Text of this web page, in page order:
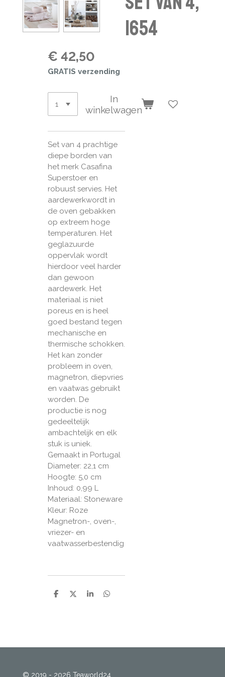
1654
€ 42,50
GRATIS verzending
In
winkelwagen
Set van 4 prachtige
diepe borden van
het merk Casafina
Superstoer en
robuust servies. Het
aardewerkwordt in
de oven gebakken
op extreem hoge
temperaturen. Het
geglazuurde
oppervlak wordt
hierdoor veel harder
dan gewoon
aardewerk. Het
materiaal is niet
poreus en is heel
goed bestand tegen
mechanische en
thermische schokken.
Het kan zonder
probleem in oven,
magnetron, diepvries
en vaatwas gebruikt
worden. De
productie is nog
gedeeltelijk
ambachtelijk en elk
stuk is uniek.
Gemaakt in Portugal
Diameter: 22,1 cm
Hoogte: 5,0 cm
Inhoud: 0,99 L
Materiaal: Stoneware
Kleur: Roze
Magnetron-, oven-,
vriezer- en
vaatwasserbestendig
D
D
S
D
© 2019 - 2026 Teaworld24